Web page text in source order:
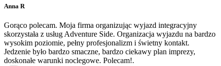
Anna R
Gorąco polecam. Moja firma organizując wyjazd integracyjny
skorzystała z usług Adventure Side. Organizacja wyjazdu na bardzo
wysokim poziomie, pełny profesjonalizm i świetny kontakt.
Jedzenie było bardzo smaczne, bardzo ciekawy plan imprezy,
doskonałe warunki noclegowe. Polecam!.